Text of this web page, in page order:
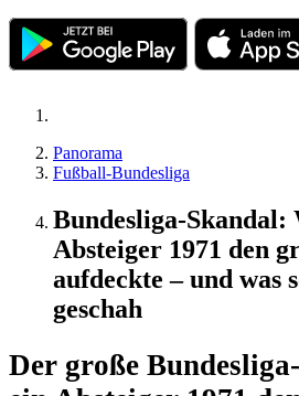
Panorama
Fußball-Bundesliga
Bundesliga-Skandal:
Absteiger 1971 den
aufdeckte – und was
geschah
Der große